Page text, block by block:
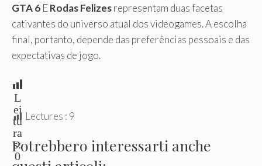
GTA 6 ERodas Felizesrepresentam duas facetas
cativantes do universo atual dos videogames. A escolha
final, portanto, depende das preferências pessoais e das
expectativas de jogo.
L
ei
tu
ra
s:
0
Lectures : 9
Potrebbero interessarti anche